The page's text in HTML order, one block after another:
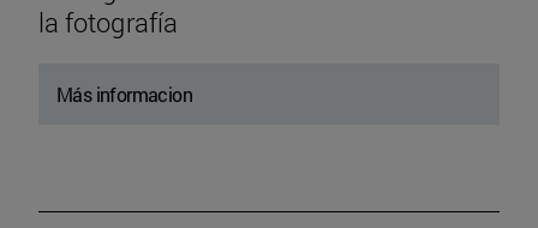
la fotografía
Más informacion